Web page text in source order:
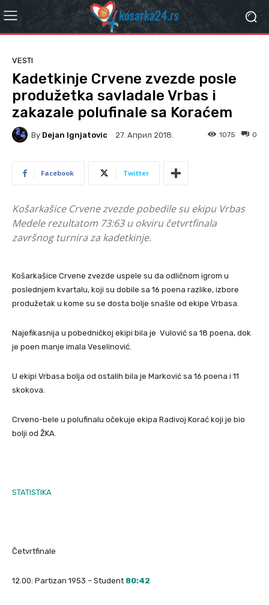
VESTI
Kadetkinje Crvene zvezde posle
produžetka savladale Vrbas i
zakazale polufinale sa Koraćem
By Dejan Ignjatovic 27. Април 2018. 0
1075
Facebook Twitter
Košarkašice Crvene zvezde pobedile su ekipu Vrbas
Medele rezultatom 73:63 u okviru četvrtfinala
završnog turnira za kadetkinje.
Košarkašice Crvene zvezde uspele su da odličnom igrom u
poslednjem kvartalu, koji su dobile sa 16 poena razlike, izbore
produžetak u kome su se dosta bolje snašle od ekipe Vrbasa.
Najefikasnija u pobedničkoj ekipi bila je Vulović sa 18 poena, dok
je poen manje imala Veselinović.
U ekipi Vrbasa bolja od ostalih bila je Marković sa 16 poena i 11
skokova.
Crveno-bele u polufinalu očekuje ekipa Radivoj Korać koji je bio
bolji od ŽKA.
STATISTIKA
Četvrtfinale
12.00: Partizan 1953 – Student 80:42